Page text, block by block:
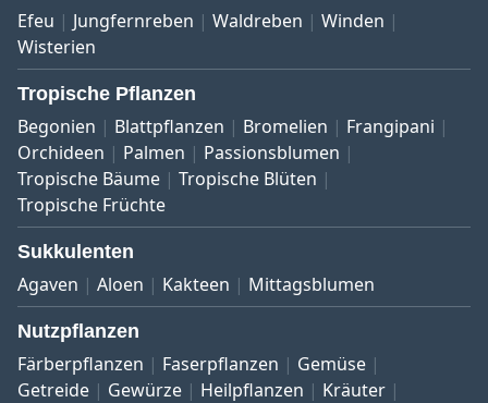
Efeu Jungfernreben Waldreben
Winden
Wisterien
Tropische Pflanzen
Begonien Blattpflanzen Bromelien
Frangipani
Orchideen
Palmen
Passionsblumen
Tropische Bäume
Tropische Blüten
Tropische Früchte
Sukkulenten
Agaven Aloen Kakteen Mittagsblumen
Nutzpflanzen
Färberpflanzen Faserpflanzen
Gemüse
Getreide
Gewürze Heilpflanzen
Kräuter